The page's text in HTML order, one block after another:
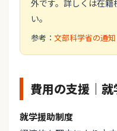
外です。詳しくは在
い。
参考： 文部科学省の通知
費用の支援｜
就学援助制度